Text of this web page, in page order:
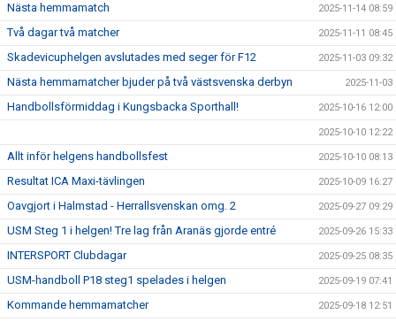
Nästa hemmamatch 2025-11-14 08:59
Två dagar två matcher 2025-11-11 08:45
Skadevicuphelgen avslutades med seger för F12 2025-11-03 09:32
Nästa hemmamatcher bjuder på två västsvenska derbyn 2025-11-03
Handbollsförmiddag i Kungsbacka Sporthall! 2025-10-16 12:00
2025-10-10 12:22
Allt inför helgens handbollsfest 2025-10-10 08:13
Resultat ICA Maxi-tävlingen 2025-10-09 16:27
Oavgjort i Halmstad - Herrallsvenskan omg. 2 2025-09-27 09:29
USM Steg 1 i helgen! Tre lag från Aranäs gjorde entré 2025-09-26 15:33
INTERSPORT Clubdagar 2025-09-25 08:35
USM-handboll P18 steg1 spelades i helgen 2025-09-19 07:41
Kommande hemmamatcher 2025-09-18 12:51